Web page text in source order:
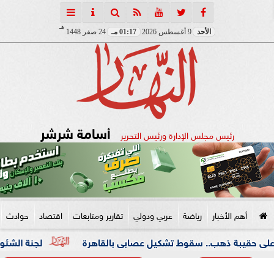
الأحد 01:17 مـ 24 صفر 1448
هـ
رئيس مجلس الإدارة ورئيس التحرير أسامة شرشر
أهم الأخبار رياضة عربي ودولي تقارير ومتابعات اقتصاد حوادث
لجنة الشئون العربية سقوط تشكيل عصابى بالقاهرة